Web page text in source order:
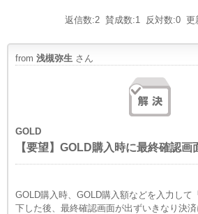
更
反対数:0
賛成数:1
返信数:2
from 浅槻弥生 さん
GOLD
【要望】GOLD購入時に最終確認
GOLD購入時、GOLD購入額などを入力して
下した後、最終確認画面が出ずいきなり決済